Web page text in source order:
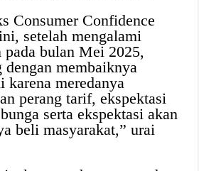
Consumer Confidence
setelah mengalami
pada bulan Mei 2025,
membaiknya
karena meredanya
perang tarif, ekspektasi
serta ekspektasi akan
beli masyarakat,” urai